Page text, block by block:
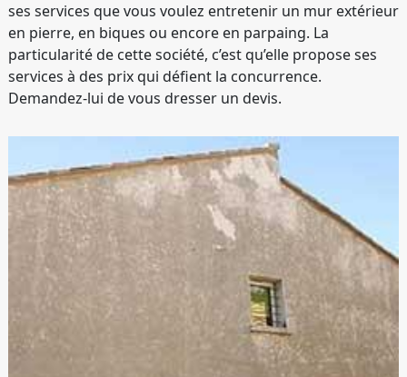
ses services que vous voulez entretenir un mur extérieur
en pierre, en biques ou encore en parpaing. La
particularité de cette société, c’est qu’elle propose ses
services à des prix qui défient la concurrence.
Demandez-lui de vous dresser un devis.